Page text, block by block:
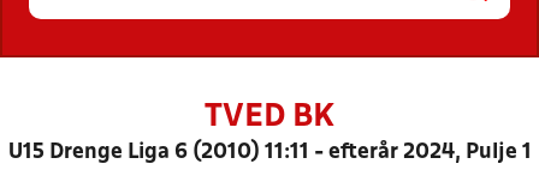
TVED BK
U15 Drenge Liga 6 (2010) 11:11 - efterår 2024, Pulje 1